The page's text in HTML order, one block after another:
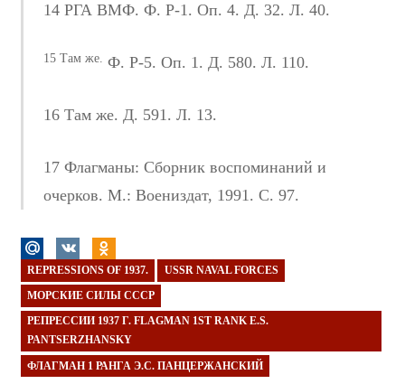
14 РГА ВМФ. Ф. Р-1. Оп. 4. Д. 32. Л. 40.
15 Там же. Ф. Р-5. Оп. 1. Д. 580. Л. 110.
16 Там же. Д. 591. Л. 13.
17 Флагманы: Сборник воспоминаний и
очерков. М.: Воениздат, 1991. С. 97.
REPRESSIONS OF 1937. USSR NAVAL FORCES
МОРСКИЕ СИЛЫ СССР
РЕПРЕССИИ 1937 Г. FLAGMAN 1ST RANK E.S.
PANTSERZHANSKY
ФЛАГМАН 1 РАНГА Э.С. ПАНЦЕРЖАНСКИЙ